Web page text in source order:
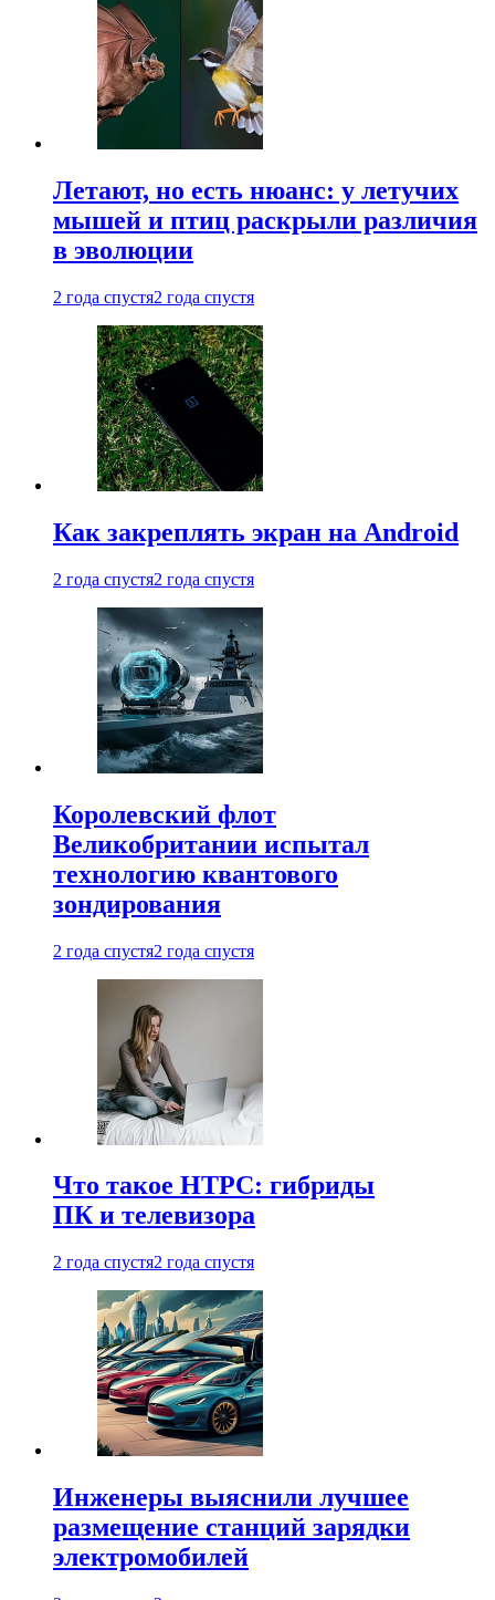
Летают, но есть нюанс: у летучих
мышей и птиц раскрыли различия
в эволюции
2 года спустя2 года спустя
Как закреплять экран на Android
2 года спустя2 года спустя
Королевский флот
Великобритании испытал
технологию квантового
зондирования
2 года спустя2 года спустя
Что такое HTPC: гибриды
ПК и телевизора
2 года спустя2 года спустя
Инженеры выяснили лучшее
размещение станций зарядки
электромобилей